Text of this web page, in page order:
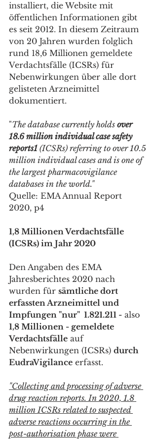
installiert, die Website mit
öffentlichen Informationen gibt
es seit 2012. In diesem Zeitraum
von 20 Jahren wurden folglich
rund 18,6 Millionen gemeldete
Verdachtsfälle (ICSRs) für
Nebenwirkungen über alle dort
gelisteten Arzneimittel
dokumentiert.
"The database currently holds over
18.6 million individual case safety
reports1 (ICSRs) referring to over 10.5
million individual cases and is one of
the largest pharmacovigilance
databases in the world."
Quelle: EMA Annual Report
2020, p4
1,8 Millionen Verdachtsfälle
(ICSRs) im Jahr 2020
Den Angaben des EMA
Jahresberichtes 2020 nach
wurden für sämtliche dort
erfassten Arzneimittel und
Impfungen "nur"  1.821.211 - also
1,8 Millionen - gemeldete
Verdachtsfälle auf
Nebenwirkungen (ICSRs) durch
EudraVigilance erfasst.
"Collecting and processing of adverse
drug reaction reports. In 2020, 1.8
million ICSRs related to suspected
adverse reactions occurring in the
post-authorisation phase were